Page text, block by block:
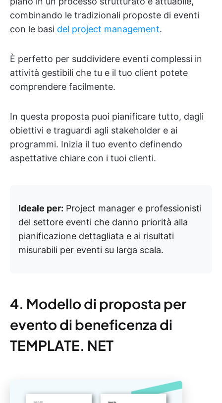
combinando le tradizionali proposte di eventi
con le basi del project management.
È perfetto per suddividere eventi complessi in
attività gestibili che tu e il tuo client potete
comprendere facilmente.
In questa proposta puoi pianificare tutto, dagli
obiettivi e traguardi agli stakeholder e ai
programmi. Inizia il tuo evento definendo
aspettative chiare con i tuoi clienti.
Ideale per: Project manager e professionisti
del settore eventi che danno priorità alla
pianificazione dettagliata e ai risultati
misurabili per eventi su larga scala.
4. Modello di proposta per
evento di beneficenza di
TEMPLATE. NET